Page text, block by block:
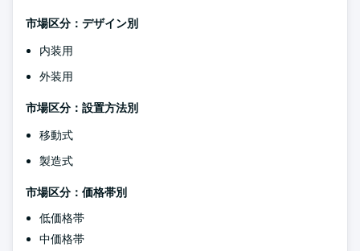
市場区分：デザイン別
内装用
外装用
市場区分：設置方法別
移動式
製造式
市場区分：価格帯別
低価格帯
中価格帯